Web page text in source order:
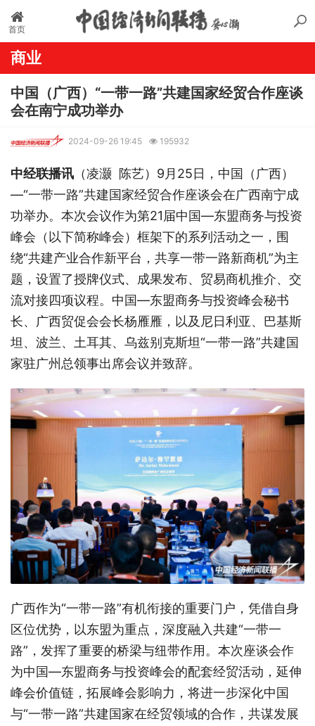
首页
商业
中国（广西）“一带一路”共建国家经贸合作座谈
会在南宁成功举办
2024-09-26 19:45 195932
中经联播讯 （凌灏 陈艺）9月25日，中国（广西）
—“一带一路”共建国家经贸合作座谈会在广西南宁成
功举办。本次会议作为第21届中国—东盟商务与投资
峰会（以下简称峰会）框架下的系列活动之一，围
绕“共建产业合作新平台，共享一带一路新商机”为主
题，设置了授牌仪式、成果发布、贸易商机推介、交
流对接四项议程。中国—东盟商务与投资峰会秘书
长、广西贸促会会长杨雁雁，以及尼日利亚、巴基斯
坦、波兰、土耳其、乌兹别克斯坦“一带一路”共建国
家驻广州总领事出席会议并致辞。
广西作为“一带一路”有机衔接的重要门户，凭借自身
区位优势，以东盟为重点，深度融入共建“一带一
路”，发挥了重要的桥梁与纽带作用。本次座谈会作
为中国—东盟商务与投资峰会的配套经贸活动，延伸
峰会价值链，拓展峰会影响力，将进一步深化中国
与“一带一路”共建国家在经贸领域的合作，共谋发展